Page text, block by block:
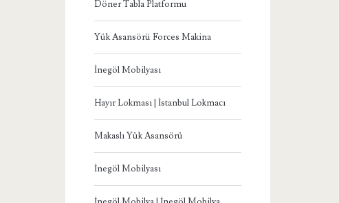
Döner Tabla Platformu
Yük Asansörü Forces Makina
İnegöl Mobilyası
Hayır Lokması | İstanbul Lokmacı
Makaslı Yük Asansörü
İnegöl Mobilyası